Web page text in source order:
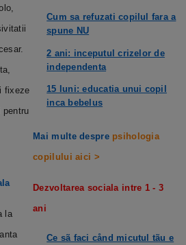
fixeze
la
Cum sa refuzati copilul fara a
spune NU
2 ani: inceputul crizelor de
independenta
15 luni: educatia unui copil
inca bebelus
Mai multe despre psihologia
copilului aici >
Dezvoltarea sociala intre 1 - 3
ani
Ce sã faci cånd micutul tãu e